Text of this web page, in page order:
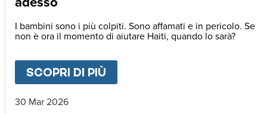
I bambini sono i più colpiti. Sono affamati e in pericolo. Se
non è ora il momento di aiutare Haiti, quando lo sarà?
SCOPRI DI PIÙ
30 Mar 2026